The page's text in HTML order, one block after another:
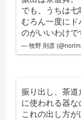
でも、うちは七
むろん一度に
のがいいわけ
— 牧野 則彦
振り出し、茶
に使われる器な
これの出し方